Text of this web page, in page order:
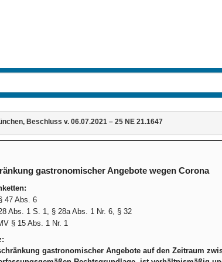
Beschluss v. 06.07.2021 – 25 NE 21.1647
gastronomischer Angebote wegen Corona
47 Abs. 6
Abs. 1 S. 1, § 28a Abs. 1 Nr. 6, § 32
§ 15 Abs. 1 Nr. 1
gastronomischer Angebote auf den Zeitraum